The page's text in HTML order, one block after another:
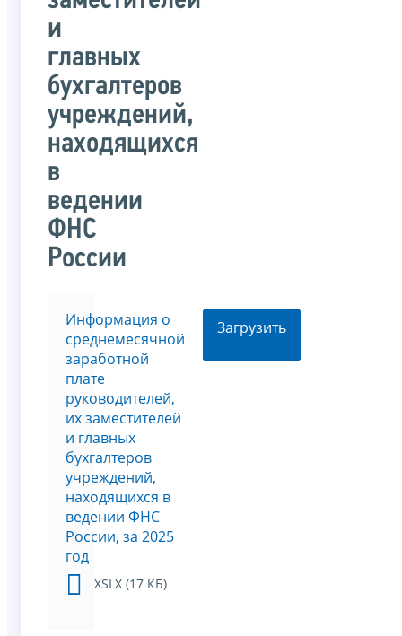
и
главных
бухгалтеров
учреждений,
находящихся
в
ведении
ФНС
России
Информация о
среднемесячной
заработной
плате
руководителей,
их заместителей
и главных
бухгалтеров
учреждений,
находящихся в
ведении ФНС
России, за 2025
год
XSLX (17 КБ)
Загрузить